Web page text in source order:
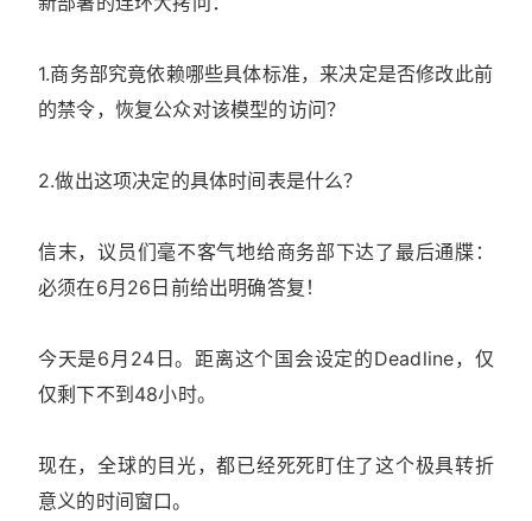
1.商务部究竟依赖哪些具体标准，来决定是否修改此前
的禁令，恢复公众对该模型的访问？
2.做出这项决定的具体时间表是什么？
信末，议员们毫不客气地给商务部下达了最后通牒：
必须在6月26日前给出明确答复！
今天是6月24日。距离这个国会设定的Deadline，仅
仅剩下不到48小时。
现在，全球的目光，都已经死死盯住了这个极具转折
意义的时间窗口。